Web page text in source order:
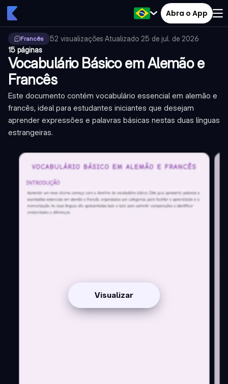
Abra o App
Francês 52 visualizações·Atualizado 25 de jul. de 2026·
15 páginas
Vocabulário Básico em Alemão e
Francês
Este documento contém vocabulário essencial em alemão e
francês, ideal para estudantes iniciantes que desejam
aprender expressões e palavras básicas nestas duas línguas
estrangeiras.
Visualizar